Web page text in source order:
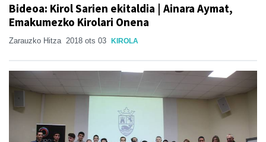
Bideoa: Kirol Sarien ekitaldia | Ainara Aymat,
Emakumezko Kirolari Onena
Zarauzko Hitza 2018 ots 03 KIROLA